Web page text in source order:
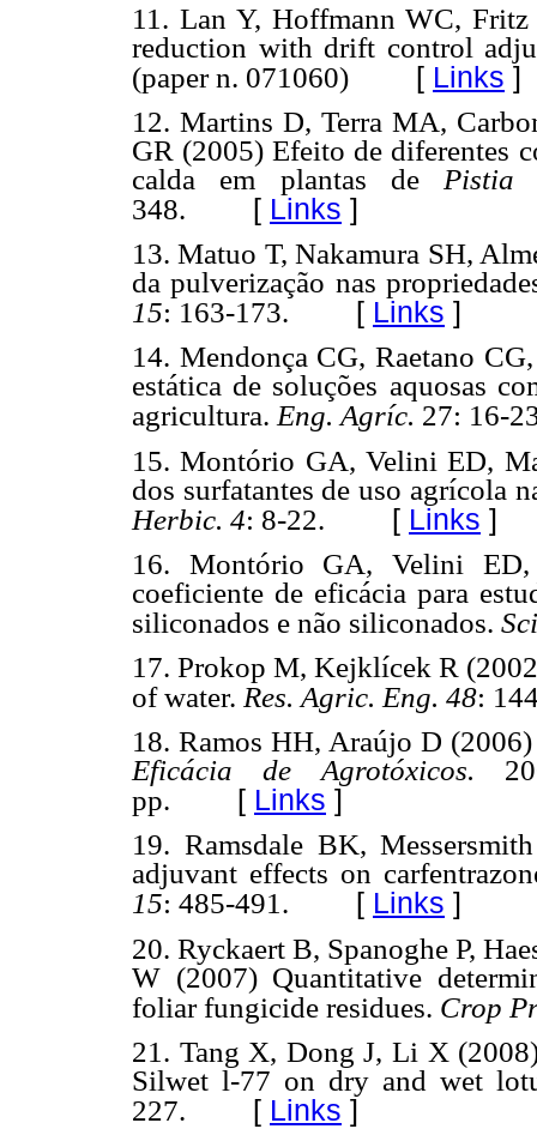
11. Lan Y, Hoffmann WC,
reduction with drift control
(paper n. 071060) [ Links ]
12. Martins D, Terra MA,
GR (2005) Efeito de diferentes
calda em plantas de Pistia
348. [ Links ]
13. Matuo T, Nakamura SH,
da pulverização nas
15: 163-173. [ Links ]
14. Mendonça CG, Raetano
estática de soluções aquosas
agricultura. Eng. Agríc. 27: 16-
15. Montório GA, Velini ED,
dos surfatantes de uso agrícola
Herbic. 4: 8-22. [ Links ]
16. Montório GA, Velini
coeficiente de eficácia para
siliconados e não siliconados.
17. Prokop M, Kejklícek R
of water. Res. Agric. Eng. 48:
18. Ramos HH, Araújo D
Eficácia de Agrotóxicos.
pp. [ Links ]
19. Ramsdale BK,
adjuvant effects on
15: 485-491. [ Links ]
20. Ryckaert B, Spanoghe P,
W (2007) Quantitative
foliar fungicide residues. Crop
21. Tang X, Dong J, Li X
Silwet l-77 on dry and wet
227. [ Links ]